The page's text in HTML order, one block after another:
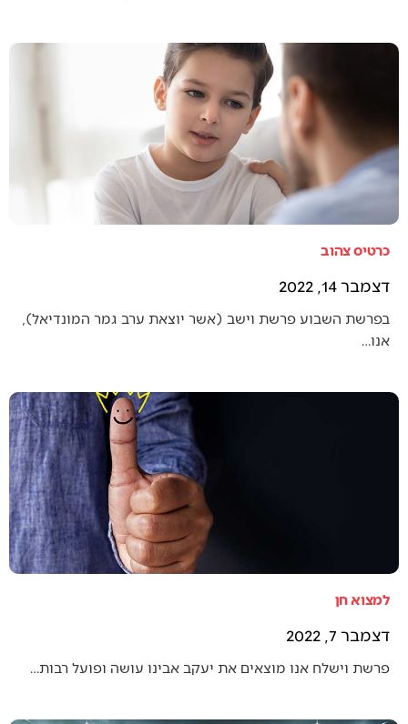
כרטיס צהוב
דצמבר 14, 2022
בפרשת השבוע פרשת וישב (אשר יוצאת ערב גמר המונדיאל),
אנו…
למצוא חן
דצמבר 7, 2022
פרשת וישלח אנו מוצאים את יעקב אבינו עושה ופועל רבות…